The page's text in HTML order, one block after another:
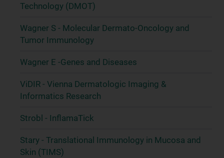
Technology (DMOT)
Wagner S - Molecular Dermato-Oncology and
Tumor Immunology
Wagner E -Genes and Diseases
ViDIR - Vienna Dermatologic Imaging &
Informatics Research
Strobl - InflamaTick
Stary - Translational Immunology in Mucosa and
Skin (TIMS)